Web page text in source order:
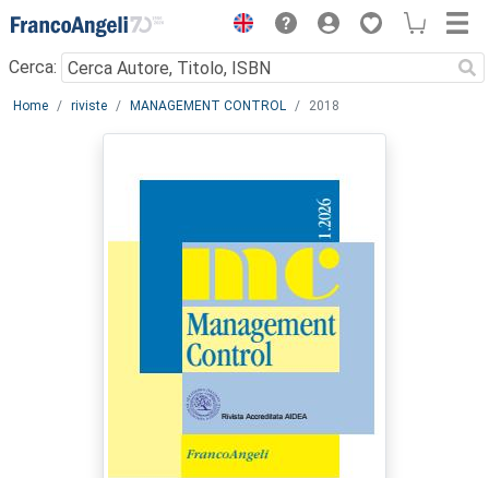
Menu
Cerca:
Main content
Home riviste MANAGEMENT CONTROL 2018